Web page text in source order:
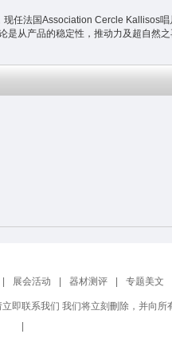
法国Association Cercle Kallisos
从产品的稳定性，推动力及超自然
| 展会活动 | 器材测评 | 专题美文
即联系我们 我们将立刻刪除，并向所
|